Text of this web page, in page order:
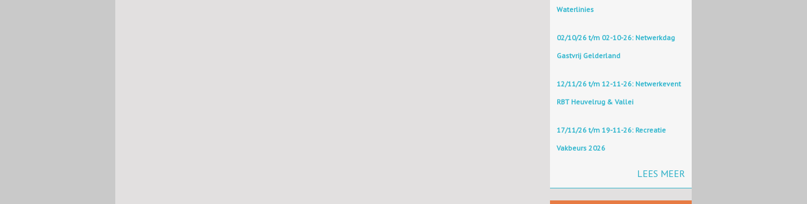
Waterlinies
02/10/26 t/m 02-10-26: Netwerkdag
Gastvrij Gelderland
12/11/26 t/m 12-11-26: Netwerkevent
RBT Heuvelrug & Vallei
17/11/26 t/m 19-11-26: Recreatie
Vakbeurs 2026
LEES MEER